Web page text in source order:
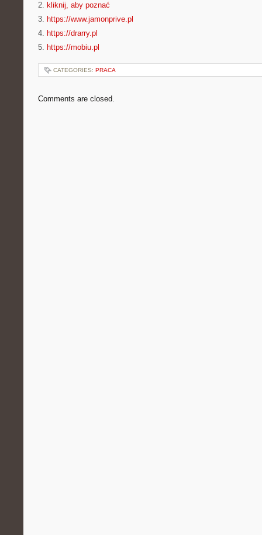
2. kliknij, aby poznać
3. https://www.jamonprive.pl
4. https://drarry.pl
5. https://mobiu.pl
CATEGORIES: PRACA
Comments are closed.